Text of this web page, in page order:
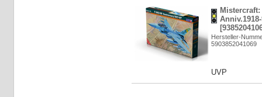
Mistercraft:
Hersteller-
5903852041069
UVP